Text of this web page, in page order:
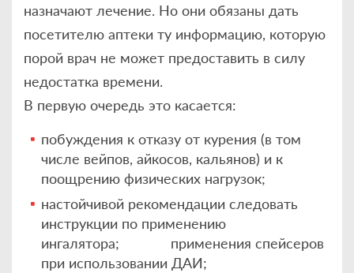
назначают лечение. Но они обязаны дать
посетителю аптеки ту информацию, которую
порой врач не может предоставить в силу
недостатка времени.
В первую очередь это касается:
побуждения к отказу от курения (в том
числе вейпов, айкосов, кальянов) и к
поощрению физических нагрузок;
настойчивой рекомендации следовать
инструкции по применению
ингалятора; применения спейсеров
при использовании ДАИ;